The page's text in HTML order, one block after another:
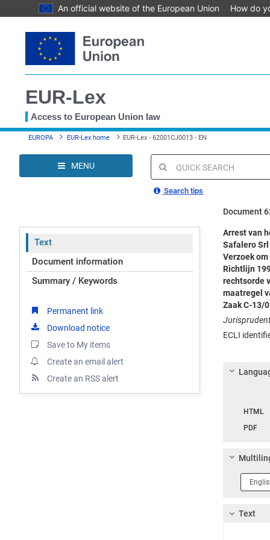
An official website of the European Union How do
to
content
EUR-Lex
Access to European Union law
You
here
EUROPA EUR-Lex home EUR-Lex - 62001CJ0013 - EN
MENU
Quick
search
Search tips
Document
Text
Document information
Summary / Keywords
Permanent link
Download notice
Save to My items
Create an email alert
Create an RSS alert
Arrest van
Safalero
Verzoek
Richtlijn
rechtsorde
maatregel
Zaak C-13/
ECLI
HTML
PDF
1
Text